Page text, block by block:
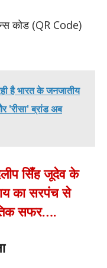
कोड (QR Code)
है भारत के जनजातीय
'रीसा' ब्रांड अब
सिँह जूदेव के
का सरपंच से
सफर….